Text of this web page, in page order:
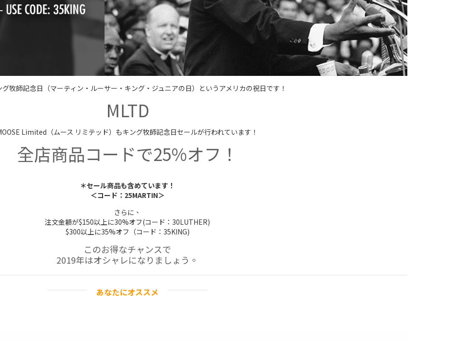
牧師記念日（マーティン・ルーサー・キング・ジュニアの日）というアメリカの祝日です！
MLTD
Limited（ムース リミテッド）もキング牧師記念日セールが行われています！
全店商品コードで25%オフ！
＊セール商品も含めています！
＜コード：25MARTIN＞
さらに、
注文金額が$150以上に30%オフ(コード：30LUTHER)
$300以上に35%オフ（コード：35KING)
このお得なチャンスで
2019年はオシャレになりましょう。
あなたにオススメ